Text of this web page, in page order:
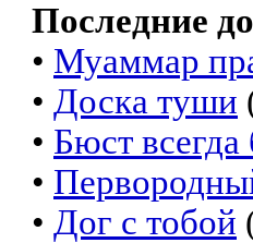
Последние
• Муаммар
• Доска туши
• Бюст всегда
•
• Дог с тобой